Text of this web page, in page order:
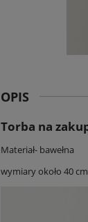
OPIS
Torba na
Materiał- bawełna
wymiary około 40